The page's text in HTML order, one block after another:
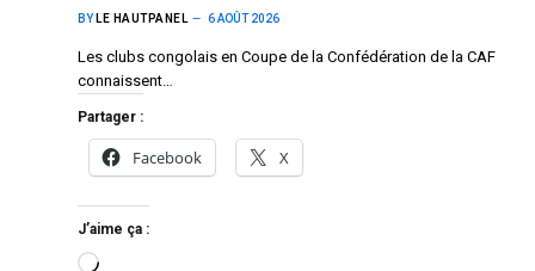
BY LE HAUTPANEL 6 AOÛT 2026
Les clubs congolais en Coupe de la Confédération de la CAF
connaissent…
Partager :
Facebook X
J’aime ça :